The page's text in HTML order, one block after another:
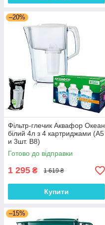
–20%
Фільтр-глечик Аквафор Океан
білий 4л з 4 картриджами (А5
и 3шт. В8)
Готово до відправки
1 295 ₴ 1 619 ₴
Купити
–15%